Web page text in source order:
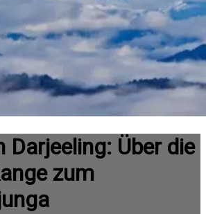
Darjeeling: Über die
zum